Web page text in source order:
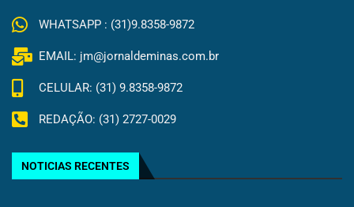
WHATSAPP : (31)9.8358-9872
EMAIL: jm@jornaldeminas.com.br
CELULAR: (31) 9.8358-9872
REDAÇÃO: (31) 2727-0029
NOTICIAS RECENTES